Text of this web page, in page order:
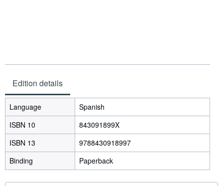
Edition details
Language
Spanish
ISBN 10
843091899X
ISBN 13
9788430918997
Binding
Paperback